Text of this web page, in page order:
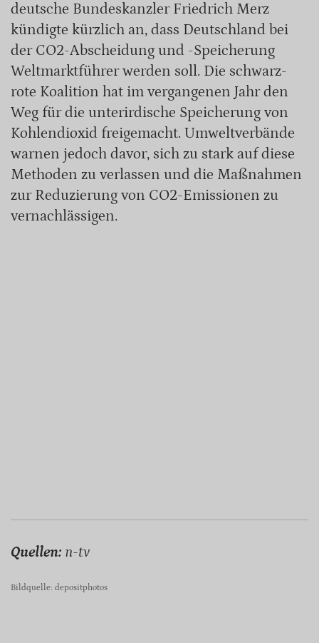
deutsche Bundeskanzler Friedrich Merz
kündigte kürzlich an, dass Deutschland bei
der CO2-Abscheidung und -Speicherung
Weltmarktführer werden soll. Die schwarz-
rote Koalition hat im vergangenen Jahr den
Weg für die unterirdische Speicherung von
Kohlendioxid freigemacht. Umweltverbände
warnen jedoch davor, sich zu stark auf diese
Methoden zu verlassen und die Maßnahmen
zur Reduzierung von CO2-Emissionen zu
vernachlässigen.
Quellen: n-tv
Bildquelle: depositphotos